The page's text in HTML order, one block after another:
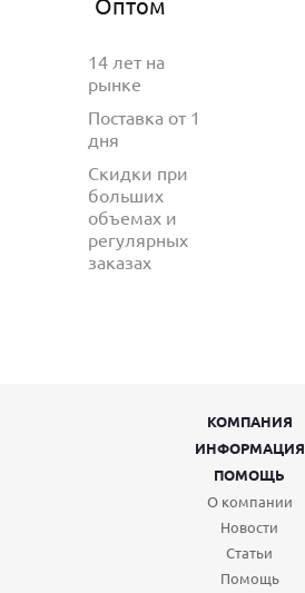
14 лет на
рынке
Поставка от 1
дня
Скидки при
больших
объемах и
регулярных
заказах
КОМПАНИЯ
ИНФОРМАЦИЯ
ПОМОЩЬ
О компании
Новости
Статьи
Помощь